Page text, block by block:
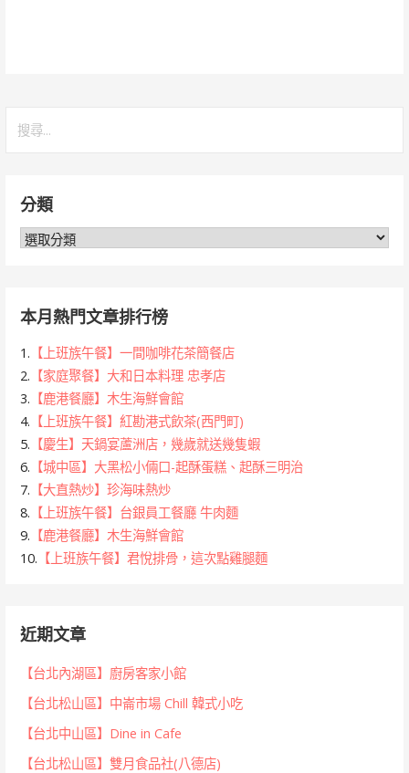
字:分類
分
本月熱門文章排行榜
1. 【上班族午餐】一間咖啡花茶簡餐店
2. 【家庭聚餐】大和日本料理 忠孝店
3. 【鹿港餐廳】木生海鮮會館
4. 【上班族午餐】紅勘港式飲茶(西門町)
5. 【慶生】天鍋宴蘆洲店，幾歲就送幾隻蝦
6. 【城中區】大黑松小倆口-起酥蛋糕、起酥三明治
7. 【大直熱炒】珍海味熱炒
8. 【上班族午餐】台銀員工餐廳 牛肉麵
9. 【鹿港餐廳】木生海鮮會館
10. 【上班族午餐】君悅排骨，這次點雞腿麵
近期文章
【台北內湖區】廚房客家小館
【台北松山區】中崙市場 Chill 韓式小吃
【台北中山區】Dine in Cafe
【台北松山區】雙月食品社(八德店)